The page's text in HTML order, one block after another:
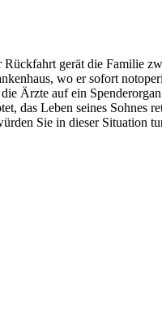
gerät die Familie
wo er sofort
Ärzte auf ein
das Leben seines
Sie in dieser Situation